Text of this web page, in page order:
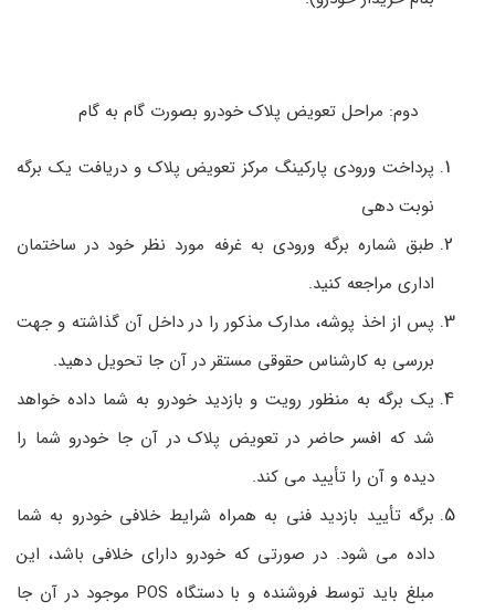
دوم: مراحل تعویض پلاک خودرو بصورت گام به گام
پرداخت ورودی پارکینگ مرکز تعویض پلاک و دریافت یک برگه
نوبت­ دهی
طبق شماره برگه ورودی به غرفه مورد نظر خود در ساختمان
اداری مراجعه کنید.
پس از اخذ پوشه، مدارک مذکور را در داخل آن گذاشته و جهت
بررسی به کارشناس حقوقی مستقر در آن ­جا تحویل دهید.
یک برگه به منظور رویت و بازدید خودرو به شما داده خواهد
شد که افسر حاضر در تعویض پلاک در آن ­جا خودرو شما را
دیده و آن را تأیید می کند.
برگه تأیید بازدید فنی به همراه شرایط خلافی خودرو به شما
داده می ­شود. در صورتی که خودرو دارای خلافی باشد، این
مبلغ باید توسط فروشنده و با دستگاه POS موجود در آن­ جا